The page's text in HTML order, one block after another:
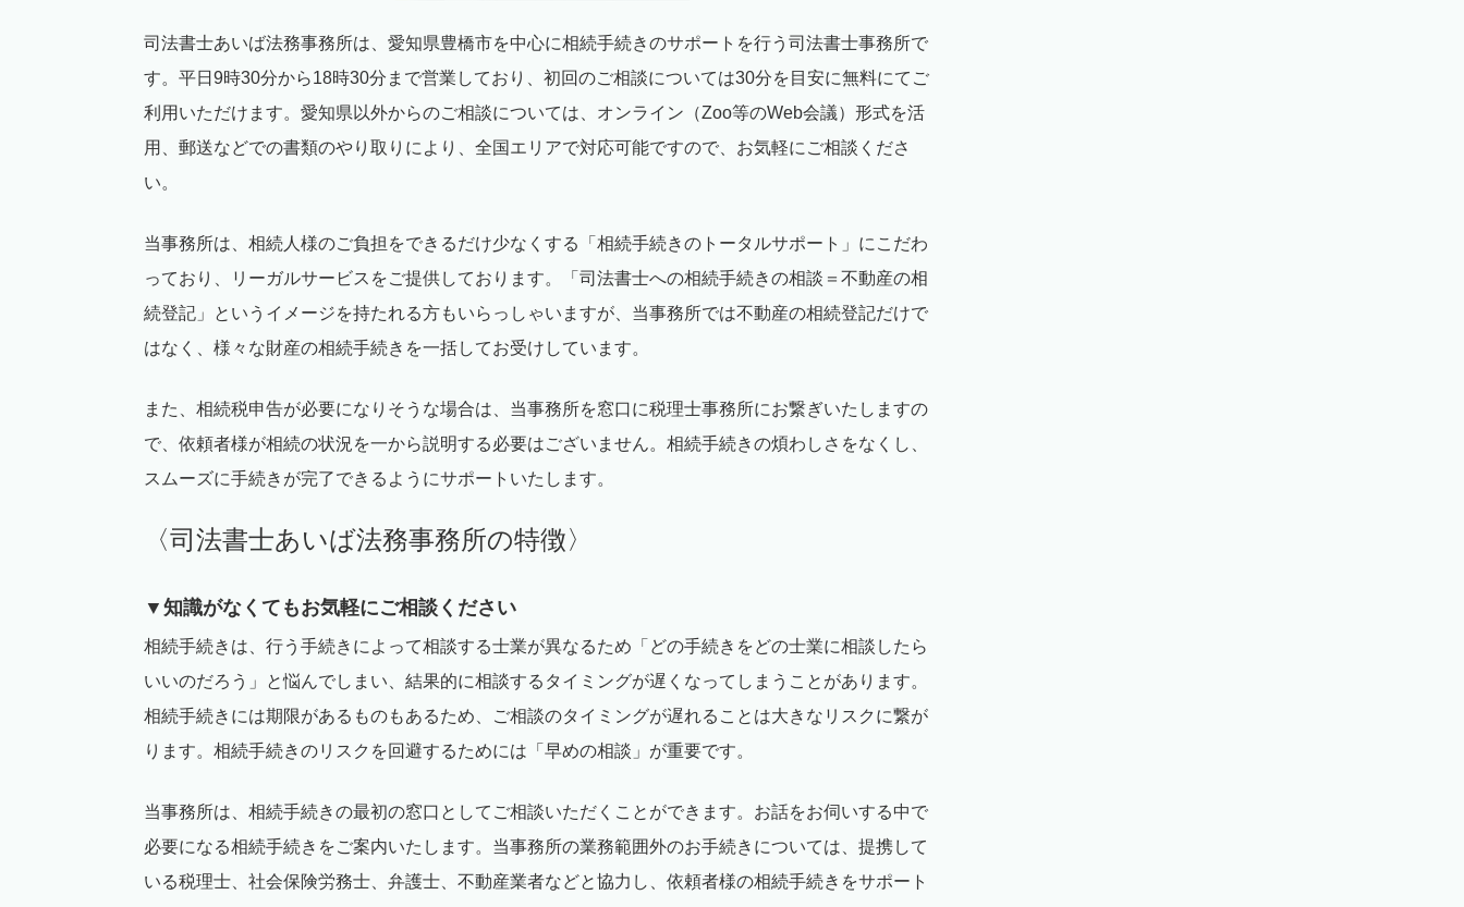
司法書士あいば法務事務所は、愛知県豊橋市を中心に相続手続きのサポートを行う司法書士事務所で
す。平日 9時30分から18時30分まで営業しており、初回のご相談については30分を目安に無料にてご
利用いただけます。愛知県以外からのご相談については、オンライン（Zoo等のWeb会議）形式を活
用、郵送などでの書類のやり取りにより、全国エリアで対応可能ですので、お気軽にご相談くださ
い。
当事務所は、相続人様のご負担をできるだけ少なくする「相続手続きのトータルサポート」にこだわ
っており、リーガルサービスをご提供しております。「司法書士への相続手続きの相談＝不動産の相
続登記」というイメージを持たれる方もいらっしゃいますが、当事務所では不動産の相続登記だけで
はなく、様々な財産の相続手続きを一括してお受けしています。
また、相続税申告が必要になりそうな場合は、当事務所を窓口に税理士事務所にお繋ぎいたしますの
で、依頼者様が相続の状況を一から説明する必要はございません。相続手続きの煩わしさをなくし、
スムーズに手続きが完了できるようにサポートいたします。
〈司法書士あいば法務事務所の特徴〉
▼ 知識がなくてもお気軽にご相談ください
相続手続きは、行う手続きによって相談する士業が異なるため「どの手続きをどの士業に相談したら
いいのだろう」と悩んでしまい、結果的に相談するタイミングが遅くなってしまうことがあります。
相続手続きには期限があるものもあるため、ご相談のタイミングが遅れることは大きなリスクに繋が
ります。相続手続きのリスクを回避するためには「早めの相談」が重要です。
当事務所は、相続手続きの最初の窓口としてご相談いただくことができます。お話をお伺いする中で
必要になる相続手続きをご案内いたします。当事務所の業務範囲外のお手続きについては、提携して
いる税理士、社会保険労務士、弁護士、不動産業者などと協力し、依頼者様の相続手続きをサポート